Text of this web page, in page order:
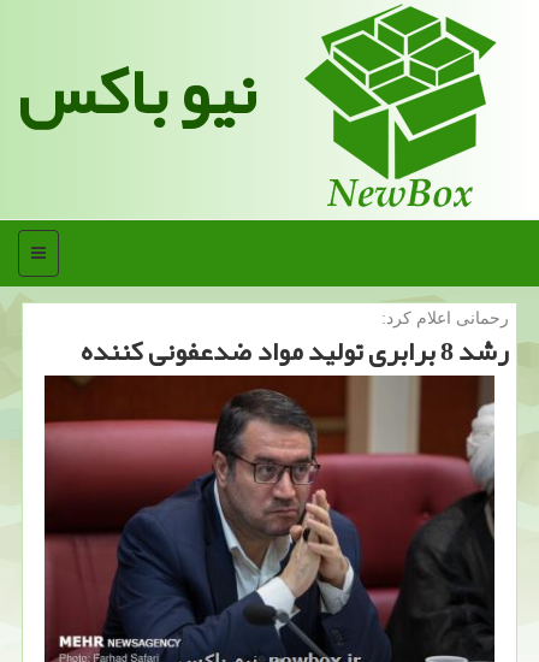
نیو باکس
منو
رحمانی اعلام كرد:
رشد 8 برابری تولید مواد ضدعفونی كننده